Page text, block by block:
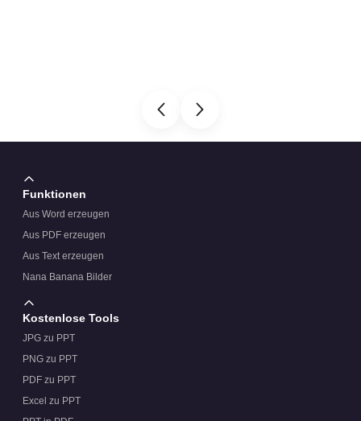
Funktionen
Aus Word erzeugen
Aus PDF erzeugen
Aus Text erzeugen
Nana Banana Bilder
Kostenlose Tools
JPG zu PPT
PNG zu PPT
PDF zu PPT
Excel zu PPT